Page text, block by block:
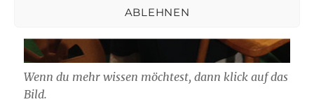
ABLEHNEN
Wenn du mehr wissen möchtest, dann klick auf das
Bild.